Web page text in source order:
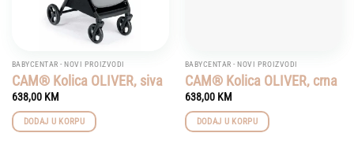
BABYCENTAR - NOVI PROIZVODI
CAM® Kolica OLIVER, siva
638,00 KM
DODAJ U KORPU
BABYCENTAR - NOVI PROIZVODI
CAM® Kolica OLIVER, crna
638,00 KM
DODAJ U KORPU